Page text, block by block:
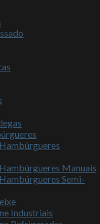
Manuais
Semi-
Industriais